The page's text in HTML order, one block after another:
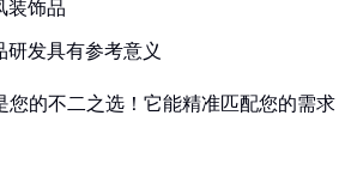
装饰品
发具有参考意义
的不二之选！它能精准匹配您的需